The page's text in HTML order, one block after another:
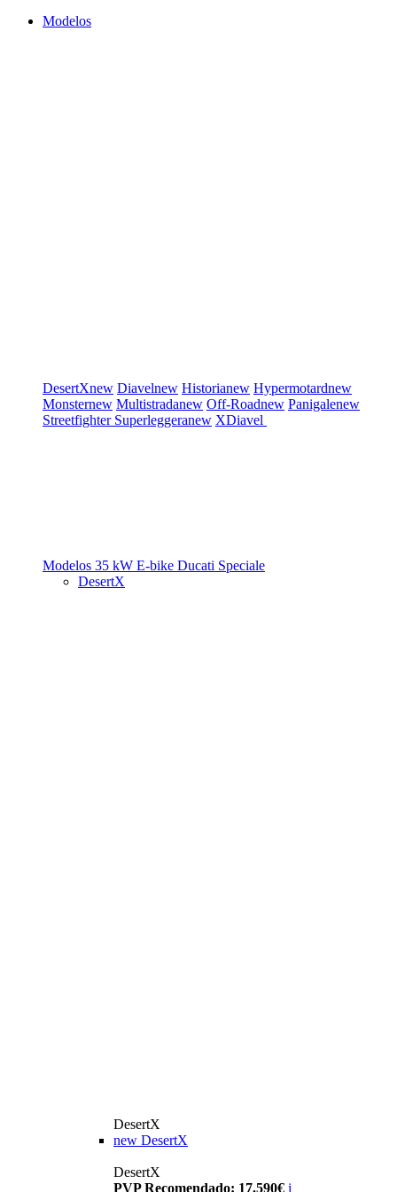
Modelos
DesertXnew Diavelnew Historianew Hypermotardnew
Monsternew Multistradanew Off-Roadnew Panigalenew
Streetfighter Superleggeranew XDiavel
Modelos 35 kW E-bike Ducati Speciale
DesertX
DesertX
new DesertX
DesertX
PVP Recomendado: 17.590€ i